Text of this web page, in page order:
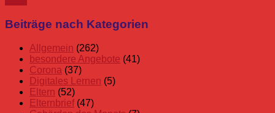
Beiträge nach Kategorien
Allgemein (262)
besondere Angebote (41)
Corona (37)
Digitales Lernen (5)
Eltern (52)
Elternbrief(47)